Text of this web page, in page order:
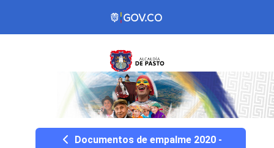
Documentos de empalme 2020 -